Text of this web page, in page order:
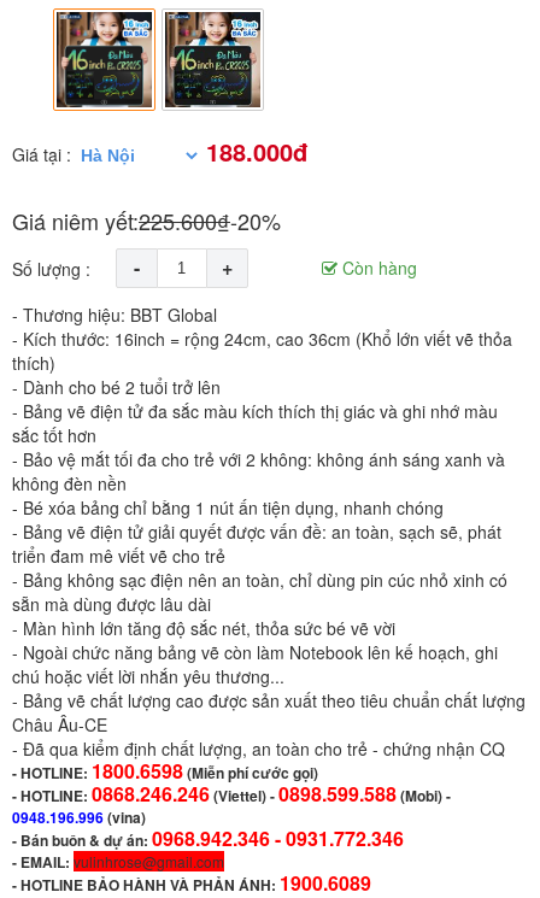
Giá tại : 188.000đ
Giá niêm yết:225.600₫-20%
Số lượng : - +
Còn hàng
- Thương hiệu: BBT Global
- Kích thước: 16inch = rộng 24cm, cao 36cm (Khổ lớn viết vẽ thỏa
thích)
- Dành cho bé 2 tuổi trở lên
- Bảng vẽ điện tử đa sắc màu kích thích thị giác và ghi nhớ màu
sắc tốt hơn
- Bảo vệ mắt tối đa cho trẻ với 2 không: không ánh sáng xanh và
không đèn nền
- Bé xóa bảng chỉ bằng 1 nút ấn tiện dụng, nhanh chóng
- Bảng vẽ điện tử giải quyết được vấn đề: an toàn, sạch sẽ, phát
triển đam mê viết vẽ cho trẻ
- Bảng không sạc điện nên an toàn, chỉ dùng pin cúc nhỏ xinh có
sẵn mà dùng được lâu dài
- Màn hình lớn tăng độ sắc nét, thỏa sức bé vẽ vời
- Ngoài chức năng bảng vẽ còn làm Notebook lên kế hoạch, ghi
chú hoặc viết lời nhắn yêu thương...
- Bảng vẽ chất lượng cao được sản xuất theo tiêu chuẩn chất lượng
Châu Âu-CE
- Đã qua kiểm định chất lượng, an toàn cho trẻ - chứng nhận CQ
-HOTLINE: 1800.6598(Miễn phí cước gọi)
- HOTLINE: 0868.246.246(Viettel)-0898.599.588(Mobi) -
0948.196.996(vina)
- Bán buôn & dự án: 0968.942.346 -0931.772.346
- EMAIL: vulinhrose@gmail.com
-HOTLINE BẢO HÀNH VÀ PHẢN ÁNH: 1900.6089